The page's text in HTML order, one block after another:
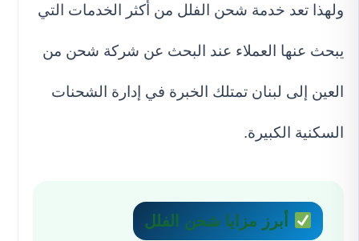
ولهذا تعد خدمة شحن الفلل من أكثر الخدمات التي
يبحث عنها العملاء عند البحث عن شركة شحن من
العين إلى لبنان تمتلك الخبرة في إدارة الشحنات
السكنية الكبيرة.
أبرز مزايا شحن الفلل